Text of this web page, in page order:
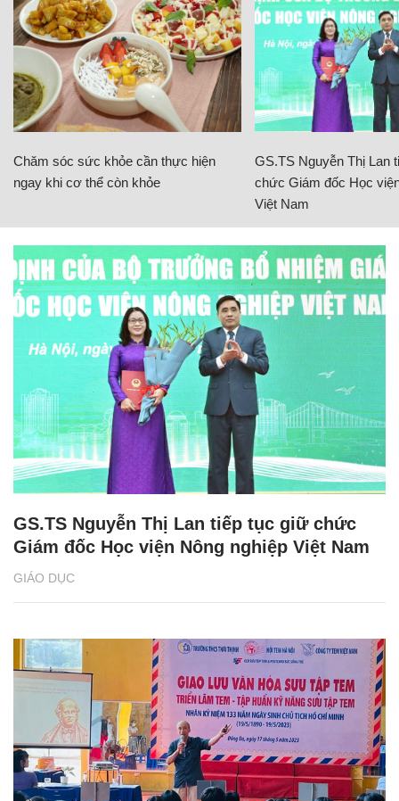
Chăm sóc sức khỏe cần thực hiện
ngay khi cơ thể còn khỏe
GS.TS Nguyễn Thị Lan
chức Giám đốc Học
Việt Nam
GIÁO DỤC
GS.TS Nguyễn Thị Lan tiếp tục giữ chức
Giám đốc Học viện Nông nghiệp Việt Nam